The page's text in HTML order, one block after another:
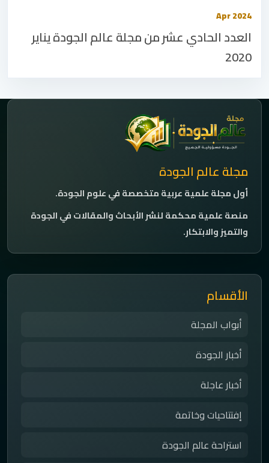
Apr 2024
العدد الحادي عشر من مجلة عالم الجودة يناير
2020
مجلة عالم الجودة
أول مجلة علمية عربية متخصصة في علوم الجودة.
منصة علمية محكمة لنشر الأبحاث والمقالات في الجودة
والتميز والابتكار.
الأقسام
أبواب المجلة
أخبار الجودة
أخبار عاجلة
إفتتاحيات وخاتمة
استراحة عالم الجودة